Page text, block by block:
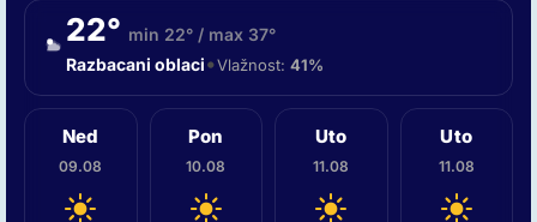
22° min 22° / max 37°
Razbacani oblaci•Vlažnost: 41%
Ned
09.08
Pon
10.08
Uto
11.08
Uto
11.08